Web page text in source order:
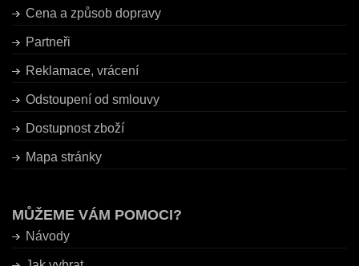
Cena a způsob dopravy
Partneři
Reklamace, vrácení
Odstoupení od smlouvy
Dostupnost zboží
Mapa stránky
MŮŽEME VÁM POMOCI?
Návody